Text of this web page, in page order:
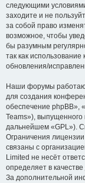
следующими
заходите и не
за собой право
возможное, чтобы
бы разумным
так как
обновления/
Наши форумы
для создания
обеспечение phpBB»,
Teams»), выпущенного
дальнейшем «GPL»).
Ограничения
связаны с
Limited не несёт
определяет в
За дополнительной